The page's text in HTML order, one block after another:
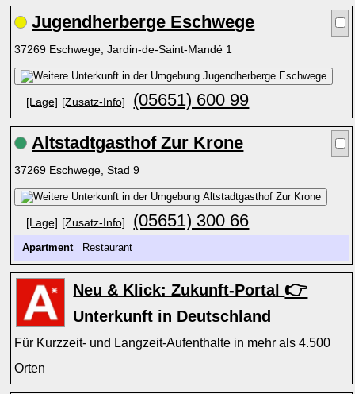
Jugendherberge Eschwege
37269 Eschwege, Jardin-de-Saint-Mandé 1
[Lage] [Zusatz-Info] (05651) 600 99
Altstadtgasthof Zur Krone
37269 Eschwege, Stad 9
[Lage] [Zusatz-Info] (05651) 300 66
ApartmentRestaurant
Neu & Klick: Zukunft-Portal 👉
Unterkunft in Deutschland
Für Kurzzeit- und Langzeit-Aufenthalte in mehr als 4.500
Orten